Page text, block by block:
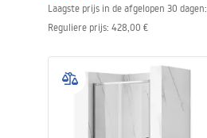
Laagste prijs in de afgelopen 30 dagen:
Reguliere prijs: 428,00 €